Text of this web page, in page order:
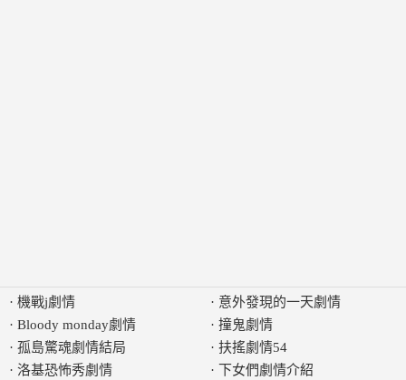
· 機戰j劇情
· Bloody monday劇情
· 孤島驚魂劇情結局
· 洛基恐怖秀劇情
· 意外發現的一天劇情
· 撞鬼劇情
· 扶搖劇情54
· 下女們劇情介紹